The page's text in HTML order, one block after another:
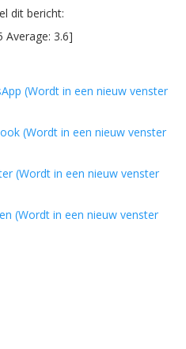
dit bericht:
Average: 3.6]
(Wordt in een nieuw venster
(Wordt in een nieuw venster
(Wordt in een nieuw venster
(Wordt in een nieuw venster